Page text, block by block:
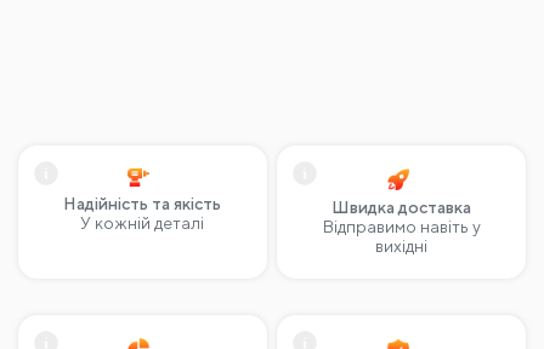
Надійність та якість
У кожній деталі
Швидка доставка
Відправимо навіть у
вихідні